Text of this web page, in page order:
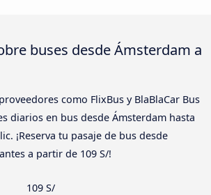
buses desde Ámsterdam a
como FlixBus y BlaBlaCar Bus
diarios en bus desde Ámsterdam hasta
¡Reserva tu pasaje de bus desde
a partir de 109 S/!
109 S/